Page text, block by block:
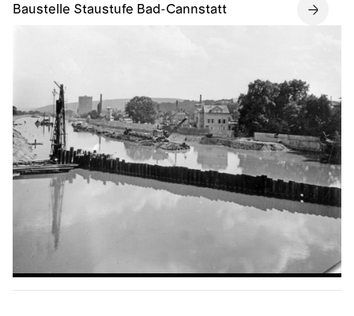
Baustelle Staustufe Bad-Cannstatt